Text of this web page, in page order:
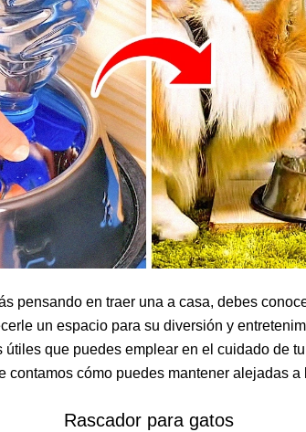
pensando en traer una a casa, debes
un espacio para su diversión y
que puedes emplear en el cuidado de
contamos cómo puedes mantener alejadas
Rascador para gatos